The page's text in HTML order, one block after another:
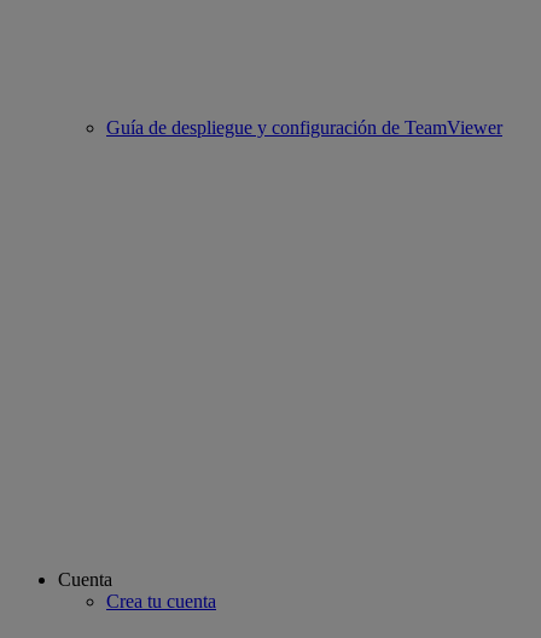
Guía de despliegue y configuración de TeamViewer
Cuenta
Crea tu cuenta